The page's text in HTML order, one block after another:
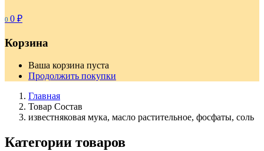
0 0 ₽
Корзина
Ваша корзина пуста
Продолжить покупки
Главная
Товар Состав
известняковая мука, масло растительное, фосфаты, соль
Категории товаров